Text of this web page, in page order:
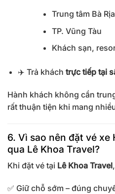
Trung tâm Bà Rịa
TP. Vũng Tàu
Khách sạn,
✈️ Trả khách trực tiếp tại
Hành khách không cần
rất thuận tiện khi mang
6. Vì sao nên đặt vé xe
qua Lê Khoa Travel?
Khi đặt vé tại Lê Khoa Travel
✅ Giữ chỗ sớm – đúng